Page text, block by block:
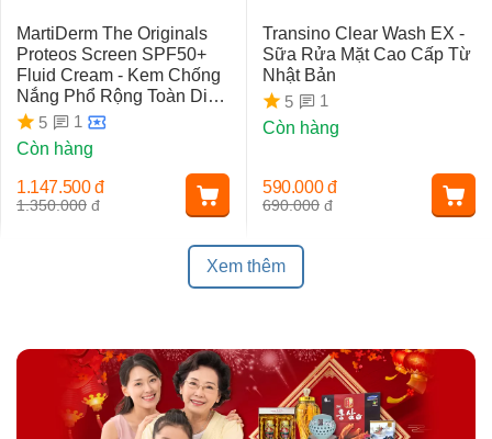
MartiDerm The Originals
Proteos Screen SPF50+
Fluid Cream - Kem Chống
Nắng Phổ Rộng Toàn Diện
Ngừa Lão Hóa, Nám Da
5
1
Còn hàng
1.350.000 đ
1.147.500 đ
Transino Clear Wash EX -
Sữa Rửa Mặt Cao Cấp Từ
Nhật Bản
5
1
Còn hàng
690.000 đ
590.000 đ
Xem thêm